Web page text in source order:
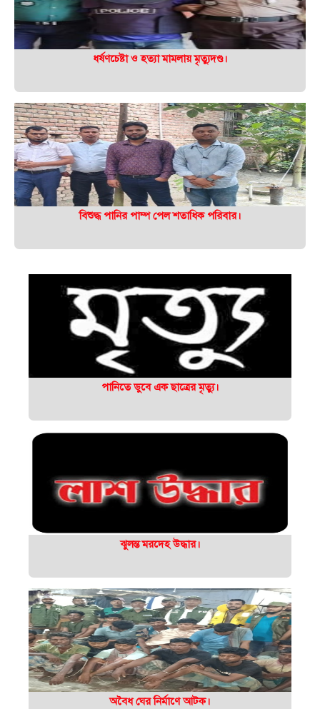
ধর্ষণচেষ্টা ও হত্যা মামলায় মৃত্যুদণ্ড।
বিশুদ্ধ পানির পাম্প পেল শতাধিক পরিবার।
পানিতে ডুবে এক ছাত্রের মৃত্যু।
ঝুলন্ত মরদেহ উদ্ধার।
অবৈধ ঘের নির্মাণে আটক।